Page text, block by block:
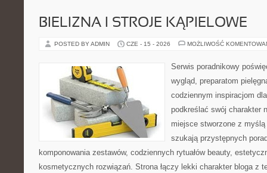
BIELIZNA I STROJE KĄPIELOWE
POSTED BY ADMIN CZE - 15 - 2026 MOŻLIWOŚĆ
Serwis poradnikowy
wygląd, preparatom
codziennym inspiracjom
podkreślać swój charakter
miejsce stworzone z
szukają przystępnych
komponowania zestawów, codziennych rytuałów beauty,
kosmetycznych rozwiązań. Strona łączy lekki charakter bloga z